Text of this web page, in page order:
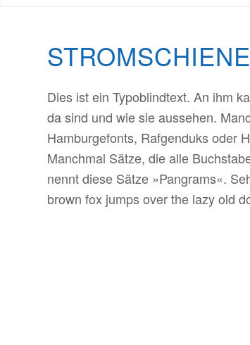
Dies ist ein Typoblindtext. An ihm
da sind und wie sie aussehen.
Hamburgefonts, Rafgenduks oder
Manchmal Sätze, die alle
nennt diese Sätze »Pangrams«.
brown fox jumps over the lazy old